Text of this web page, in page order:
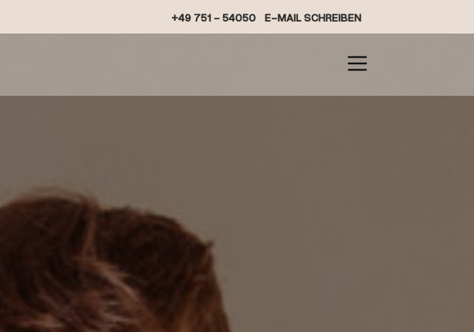
+49 751 - 54050 E-MAIL SCHREIBEN